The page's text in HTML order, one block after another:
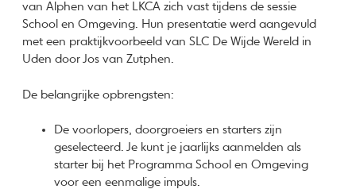
van Alphen van het LKCA zich vast tijdens de sessie
School en Omgeving. Hun presentatie werd aangevuld
met een praktijkvoorbeeld van SLC De Wijde Wereld in
Uden door Jos van Zutphen.
De belangrijke opbrengsten:
De voorlopers, doorgroeiers en starters zijn
geselecteerd. Je kunt je jaarlijks aanmelden als
starter bij het Programma School en Omgeving
voor een eenmalige impuls.